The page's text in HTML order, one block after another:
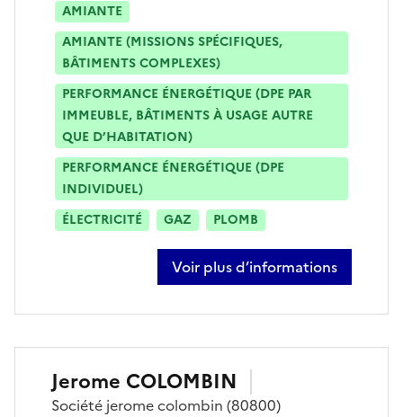
AMIANTE
AMIANTE (MISSIONS SPÉCIFIQUES,
BÂTIMENTS COMPLEXES)
PERFORMANCE ÉNERGÉTIQUE (DPE PAR
IMMEUBLE, BÂTIMENTS À USAGE AUTRE
QUE D’HABITATION)
PERFORMANCE ÉNERGÉTIQUE (DPE
INDIVIDUEL)
ÉLECTRICITÉ
GAZ PLOMB
Voir plus d’informations
sur loïc coulon
Jerome COLOMBIN
Société jerome colombin (80800)